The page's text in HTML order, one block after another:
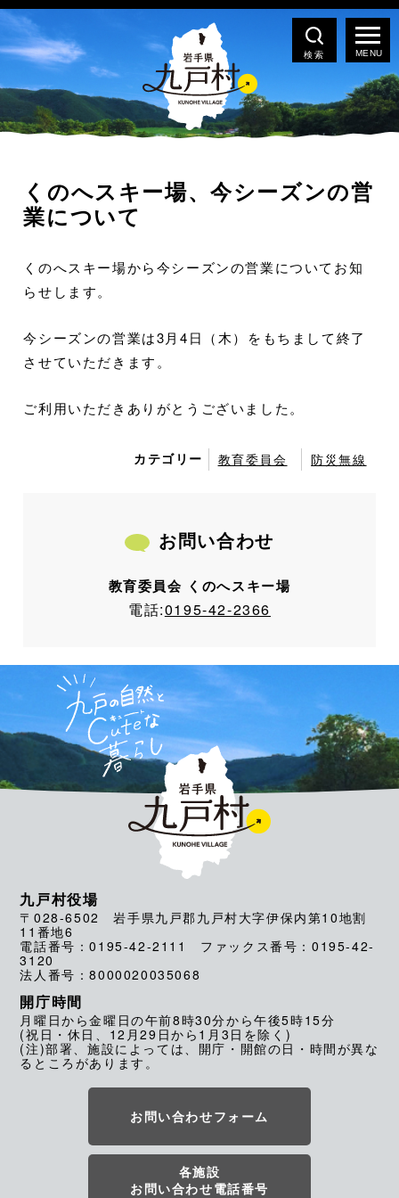
検索
くのへスキー場、今シーズンの営
業について
くのへスキー場から今シーズンの営業についてお知
らせします。
今シーズンの営業は3月4日（木）をもちまして終了
させていただきます。
ご利用いただきありがとうございました。
カテゴリー 教育委員会 防災無線
お問い合わせ
教育委員会 くのへスキー場
電話:0195-42-2366
九戸村役場
〒028-6502 岩手県九戸郡九戸村大字伊保内第10地割
11番地6
電話番号：0195-42-2111 ファックス番号：0195-42-
3120
法人番号：8000020035068
開庁時間
月曜日から金曜日の午前8時30分から午後5時15分
(祝日・休日、12月29日から1月3日を除く)
(注)部署、施設によっては、開庁・開館の日・時間が異な
るところがあります。
お問い合わせフォーム
各施設
お問い合わせ電話番号